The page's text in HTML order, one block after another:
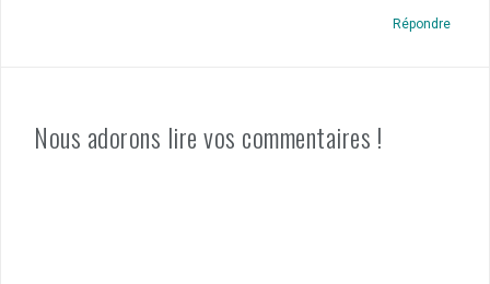
Répondre
Nous adorons lire vos commentaires !